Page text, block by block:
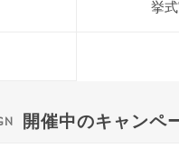
挙
開催中のキャンペ